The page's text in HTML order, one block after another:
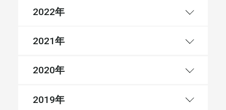
2022年
2021年
2020年
2019年